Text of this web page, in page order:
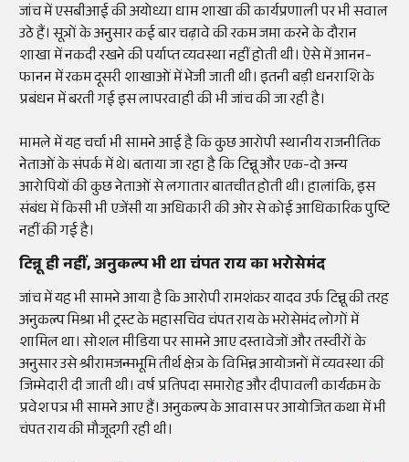
जांच में एसबीआई की अयोध्या धाम शाखा की कार्यप्रणाली पर भी सवाल
उठे हैं। सूत्रों के अनुसार कई बार चढ़ावे की रकम जमा करने के दौरान
शाखा में नकदी रखने की पर्याप्त व्यवस्था नहीं होती थी। ऐसे में आनन-
फानन में रकम दूसरी शाखाओं में भेजी जाती थी। इतनी बड़ी धनराशि के
प्रबंधन में बरती गई इस लापरवाही की भी जांच की जा रही है।
मामले में यह चर्चा भी सामने आई है कि कुछ आरोपी स्थानीय राजनीतिक
नेताओं के संपर्क में थे। बताया जा रहा है कि टिन्नू और एक-दो अन्य
आरोपियों की कुछ नेताओं से लगातार बातचीत होती थी। हालांकि, इस
संबंध में किसी भी एजेंसी या अधिकारी की ओर से कोई आधिकारिक पुष्टि
नहीं की गई है।
टिन्नू ही नहीं, अनुकल्प भी था चंपत राय का भरोसेमंद
जांच में यह भी सामने आया है कि आरोपी रामशंकर यादव उर्फ टिन्नू की तरह
अनुकल्प मिश्रा भी ट्रस्ट के महासचिव चंपत राय के भरोसेमंद लोगों में
शामिल था। सोशल मीडिया पर सामने आए दस्तावेजों और तस्वीरों के
अनुसार उसे श्रीरामजन्मभूमि तीर्थ क्षेत्र के विभिन्न आयोजनों में व्यवस्था की
जिम्मेदारी दी जाती थी। वर्ष प्रतिपदा समारोह और दीपावली कार्यक्रम के
प्रवेश पत्र भी सामने आए हैं। अनुकल्प के आवास पर आयोजित कथा में भी
चंपत राय की मौजूदगी रही थी।